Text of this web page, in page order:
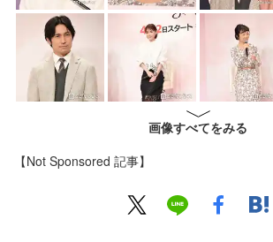
画像すべてをみる
【Not Sponsored 記事】